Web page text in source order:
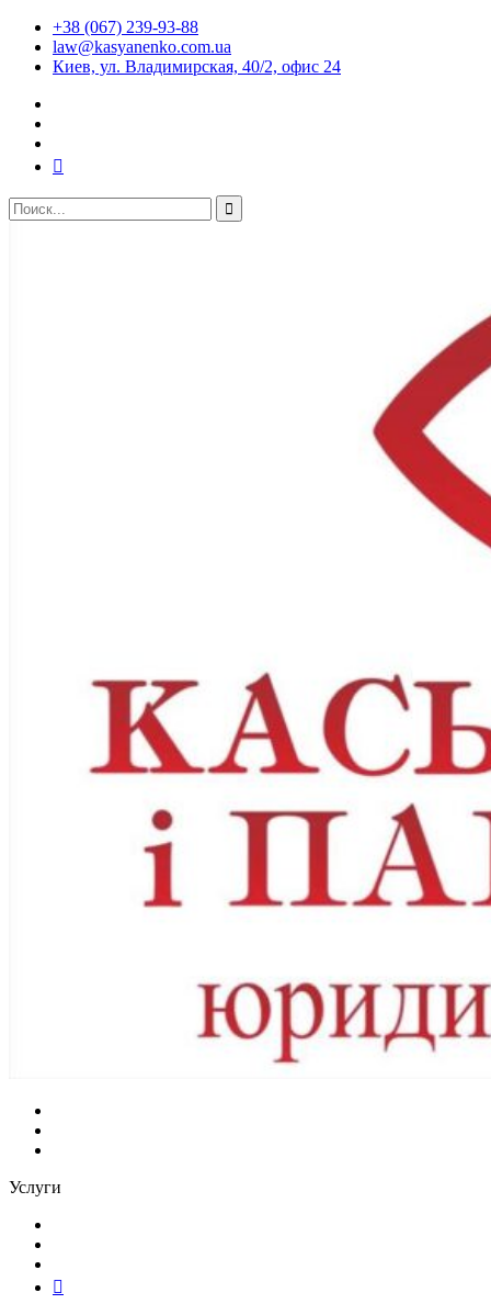
+38 (067) 239-93-88
law@kasyanenko.com.ua
Киев, ул. Владимирская, 40/2, офис 24
Услуги